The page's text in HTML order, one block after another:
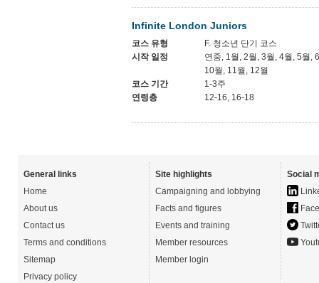
Infinite London Juniors
코스 유형
F. 청소년 단기 코스
시작 일정
연중, 1월, 2월, 3월, 4월, 5월,
10월, 11월, 12월
코스 기간
1-3주
연령층
12-16, 16-18
General links
Home
About us
Contact us
Terms and conditions
Sitemap
Privacy policy
Site highlights
Campaigning and lobbying
Facts and figures
Events and training
Member resources
Member login
Social